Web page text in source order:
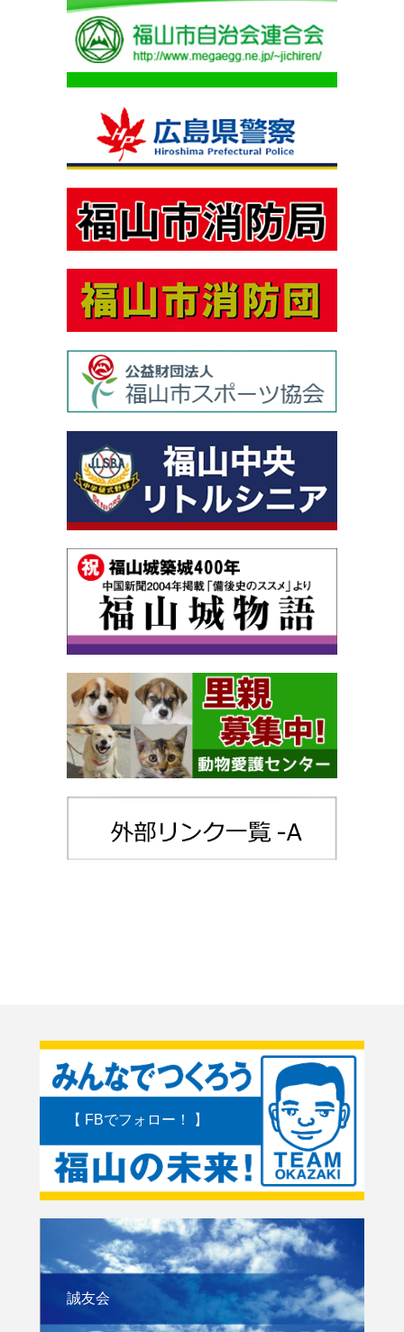
【 FBでフォロー！ 】
誠友会